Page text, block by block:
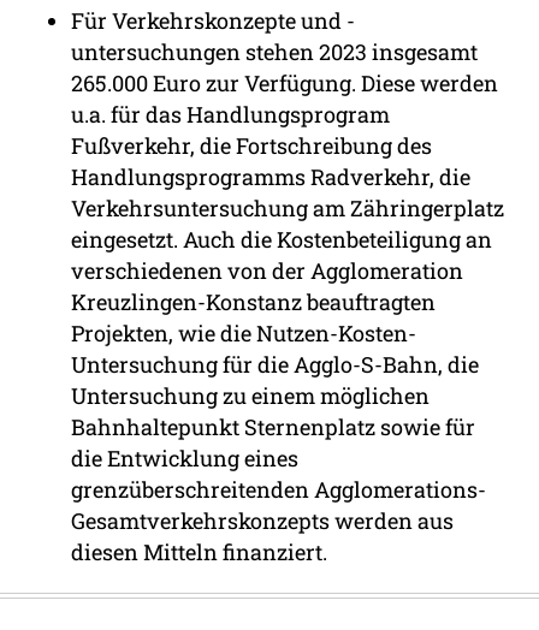
Für Verkehrskonzepte und -
untersuchungen stehen 2023 insgesamt
265.000 Euro zur Verfügung. Diese werden
u.a. für das Handlungsprogram
Fußverkehr, die Fortschreibung des
Handlungsprogramms Radverkehr, die
Verkehrsuntersuchung am Zähringerplatz
eingesetzt. Auch die Kostenbeteiligung an
verschiedenen von der Agglomeration
Kreuzlingen-Konstanz beauftragten
Projekten, wie die Nutzen-Kosten-
Untersuchung für die Agglo-S-Bahn, die
Untersuchung zu einem möglichen
Bahnhaltepunkt Sternenplatz sowie für
die Entwicklung eines
grenzüberschreitenden Agglomerations-
Gesamtverkehrskonzepts werden aus
diesen Mitteln finanziert.